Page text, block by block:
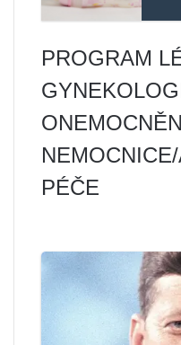
PROGRAM
PÉČE